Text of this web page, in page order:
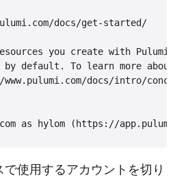
docs/get-started/
you create with Pulumi
by default. To learn more
www.pulumi.com/docs/intro/
使用するアカウントを切り